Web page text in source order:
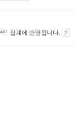
집계에 반영됩니다.